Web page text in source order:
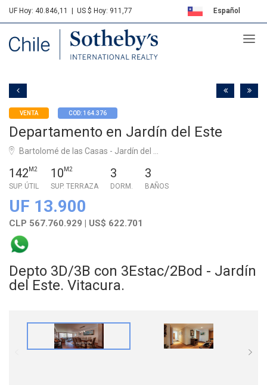
UF Hoy: 40.846,11 US $ Hoy: 911,77 Español
Sotheby's
VENTA COD: 164.376
Departamento en Jardín del Este
Bartolomé de las Casas - Jardín del ...
142 M2
SUP. ÚTIL
10 M2
SUP. TERRAZA
3
DORM.
3
BAÑOS
UF 13.900
CLP 567.760.929 | US$ 622.701
Depto 3D/3B con 3Estac/2Bod - Jardín
del Este. Vitacura.